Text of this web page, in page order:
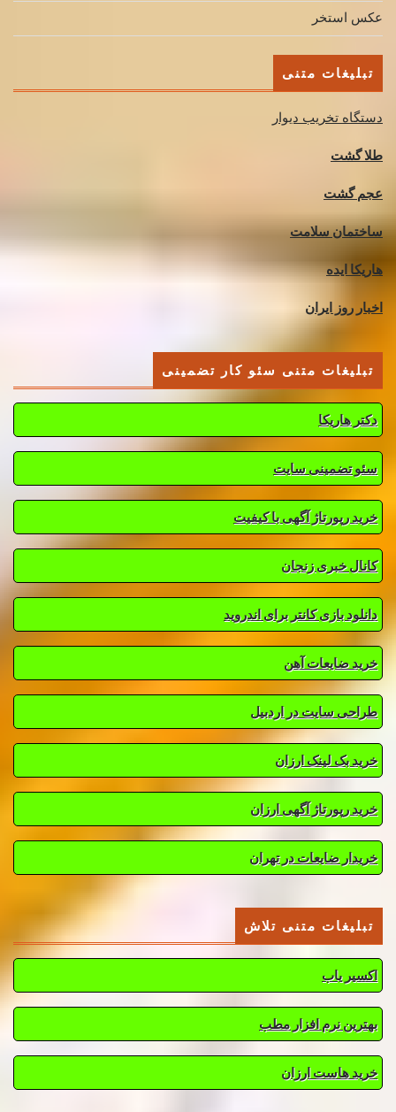
عکس استخر
تبلیغات متنی
دستگاه تخریب دیوار
طلا گشت
عجم گشت
ساختمان سلامت
هاریکا ایده
اخبار روز ایران
تبلیغات متنی سئو کار تضمینی
دکتر هاریکا
سئو تضمینی سایت
خرید رپورتاژ آگهی با کیفیت
کانال خبری زنجان
دانلود بازی کانتر برای اندروید
خرید ضایعات آهن
طراحی سایت در اردبیل
خرید بک لینک ارزان
خرید رپورتاژ آگهی ارزان
خریدار ضایعات در تهران
تبلیغات متنی تلاش
اکسیر یاب
بهترین نرم افزار مطب
خرید هاست ارزان